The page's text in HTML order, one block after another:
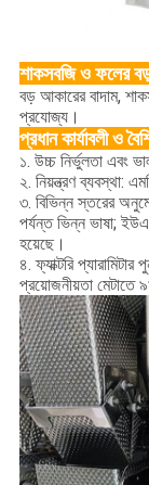
শাকসবজি ও ফলের
বড় আকারের বাদাম,
প্রযোজ্য।
প্রধান কার্যাবলী ও
১. উচ্চ নির্ভুলতা এবং
২. নিয়ন্ত্রণ ব্যবস্থা:
৩. বিভিন্ন স্তরের
পর্যন্ত ভিন্ন ভাষা;
হয়েছে।
৪. ফ্যাক্টরি
প্রয়োজনীয়তা মেটাতে